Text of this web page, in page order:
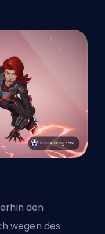
den
wegen des